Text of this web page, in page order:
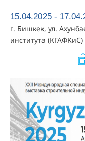
15.04.2025 -
г. Бишкек, ул.
института (КГАФКиС)